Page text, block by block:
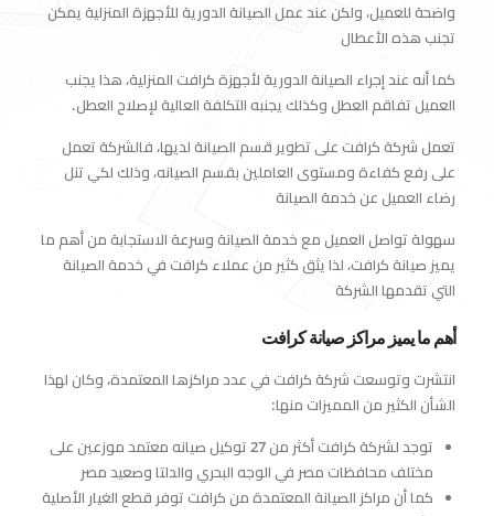
واضحة للعميل، ولكن عند عمل الصيانة الدورية للأجهزة المنزلية يمكن
تجنب هذه الأعطال
كما أنه عند إجراء الصيانة الدورية لأجهزة كرافت المنزلية، هذا يجنب
العميل تفاقم العطل وكذلك يجنبه التكلفة العالية لإصلاح العطل.
تعمل شركة كرافت على تطوير قسم الصيانة لديها، فالشركة تعمل
على رفع كفاءة ومستوى العاملين بقسم الصيانه، وذلك لكي تنل
رضاء العميل عن خدمة الصيانة
سهولة تواصل العميل مع خدمة الصيانة وسرعة الاستجابة من أهم ما
يميز صيانة كرافت، لذا يثق كثير من عملاء كرافت في خدمة الصيانة
التي تقدمها الشركة
أهم ما يميز مراكز صيانة كرافت
انتشرت وتوسعت شركة كرافت في عدد مراكزها المعتمدة، وكان لهذا
الشأن الكثير من المميزات منها:
توجد لشركة كرافت أكثر من 27 توكيل صيانه معتمد موزعين على
مختلف محافظات مصر في الوجه البحري والدلتا وصعيد مصر
كما أن مراكز الصيانة المعتمدة من كرافت توفر قطع الغيار الأصلية